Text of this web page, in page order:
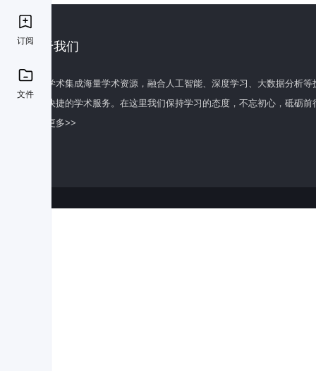
订阅
文件
关于我们
百度学术集成海量学术资源，融合人工智能、深度学习、大数据分析
全面快捷的学术服务。在这里我们保持学习的态度，不忘初心，砥砺前
了解更多>>